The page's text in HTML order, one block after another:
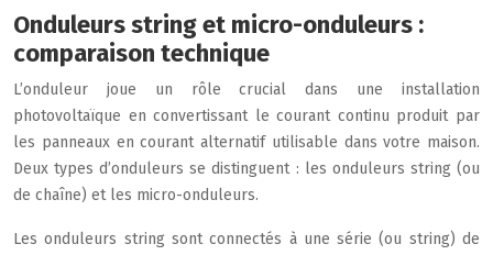
Onduleurs string et micro-onduleurs :
comparaison technique
L’onduleur joue un rôle crucial dans une installation
photovoltaïque en convertissant le courant continu produit par
les panneaux en courant alternatif utilisable dans votre maison.
Deux types d’onduleurs se distinguent : les onduleurs string (ou
de chaîne) et les micro-onduleurs.
Les onduleurs string sont connectés à une série (ou string) de